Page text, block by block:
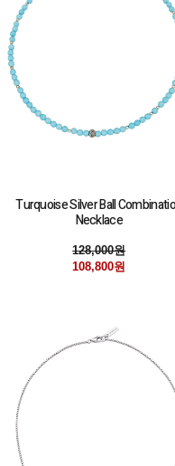
Turquoise Silver Ball
Necklace
128,000원
108,800원